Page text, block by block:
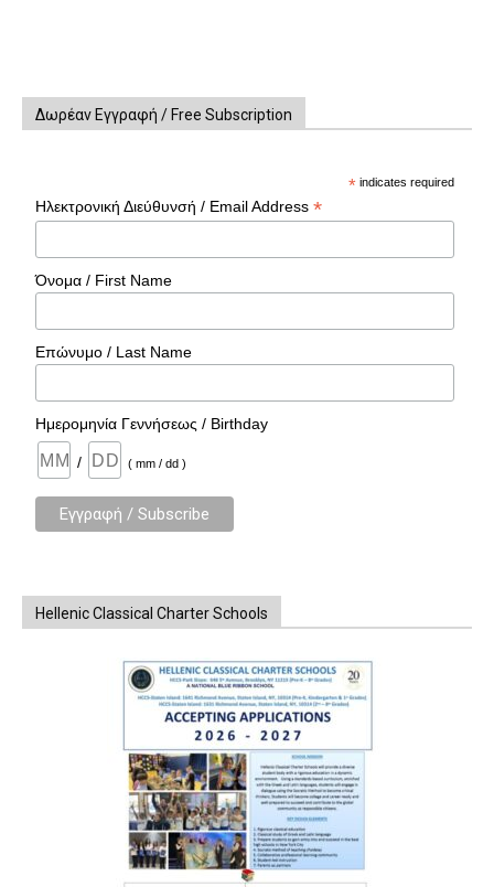
Δωρέαν Εγγραφή / Free Subscription
* indicates required
Ηλεκτρονική Διεύθυνσή / Email Address*
Όνομα / First Name
Επώνυμο / Last Name
Ημερομηνία Γεννήσεως / Birthday
/ ( mm / dd )
Hellenic Classical Charter Schools